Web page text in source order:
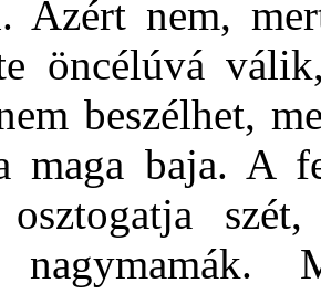
Azért nem,
öncélúvá
beszélhet,
maga baja. A
osztogatja